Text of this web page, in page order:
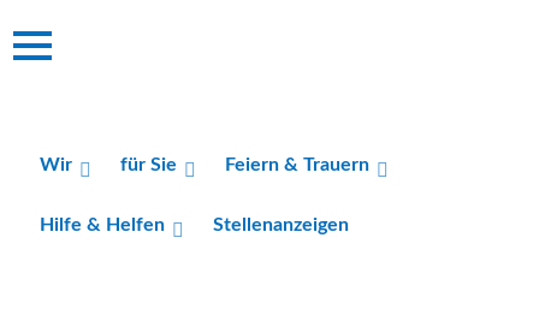
Wir für Sie Feiern & Trauern
Hilfe & Helfen Stellenanzeigen